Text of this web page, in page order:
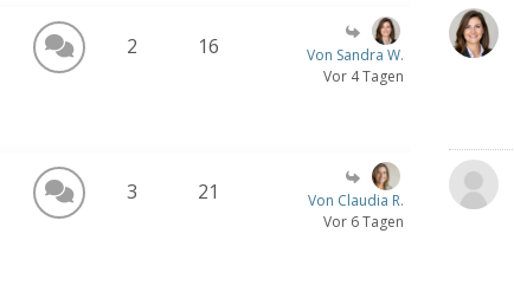
2 16
Von Sandra W.
Vor 4 Tagen
3 21
Von Claudia R.
Vor 6 Tagen